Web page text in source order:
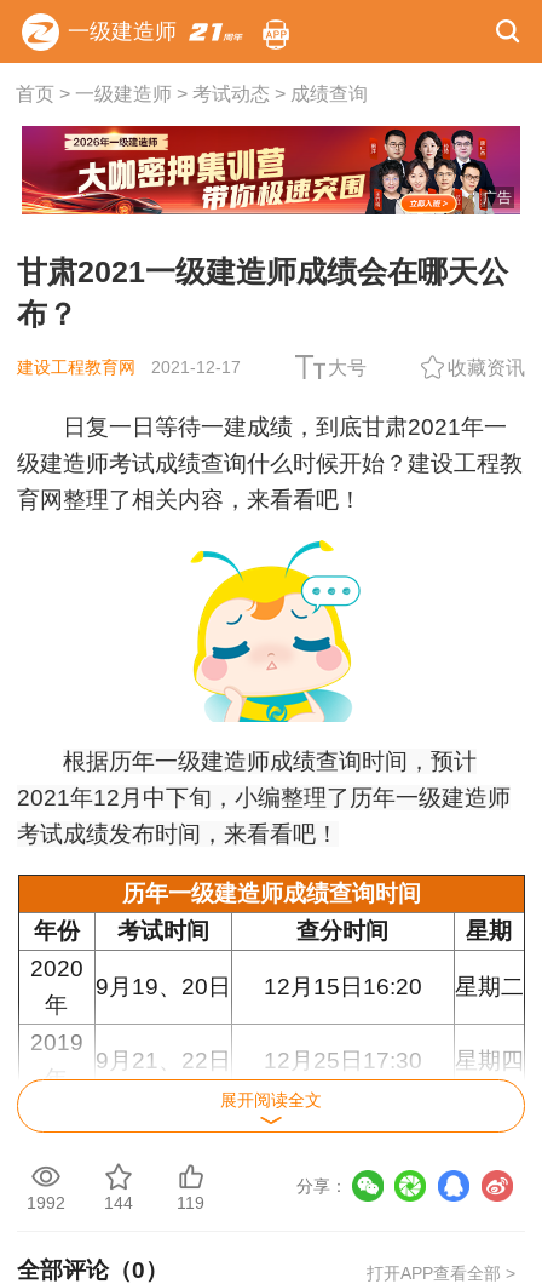
一级建造师
首页> 一级建造师> 考试动态 > 成绩查询
广告
甘肃2021一级建造师成绩会在哪天公
布？
建设工程教育网 2021-12-17 大号 收藏资讯
日复一日等待一建成绩，到底甘肃2021年一
级建造师考试成绩查询什么时候开始？建设工程教
育网整理了相关内容，来看看吧！
根据历年一级建造师成绩查询时间，预计
2021年12月中下旬，小编整理了历年一级建造师
考试成绩发布时间，来看看吧！
历年一级建造师成绩查询时间
年份
考试时间 查分时间
星期
2020
年
9月19、20日 12月15日16:20 星期二
2019
年
9月21、22日 12月25日17:30 星期四
9月15、16日 2019年1月3日10:00 星期三
2017
9月16、17日 2018年1月26日10:00星期五
焦急等待，怕错过一级建造师成绩查询时间，
展开阅读全文
1992 144 119
分享：
全部评论（0） 打开APP查看全部 >